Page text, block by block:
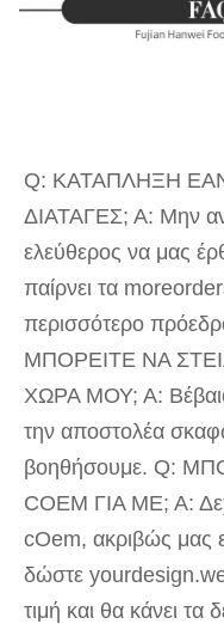
Q: ΚΑΤΑΠΛΗΞΗ
ΔΙΑΤΑΓΕΣ; Α: Μην
ελεύθερος να μας
παίρνει τα
περισσότερο
ΜΠΟΡΕΙΤΕ ΝΑ
ΧΩΡΑ ΜΟΥ; Α:
την αποστολέα
βοηθήσουμε. Q:
COEM ΓΙΑ ΜΕ; Α:
cOem, ακριβώς μας
δώστε
τιμή και θα κάνει τα